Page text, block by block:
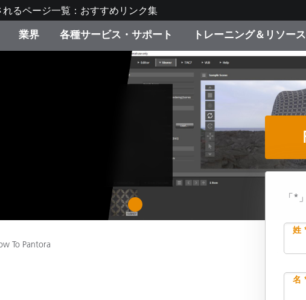
れるページ一覧：おすすめリンク集
生産終了製品：アップグレー
ド製品を検索
キャンペーン
機材貸出サービス（無料）
業界
ディスプレイメーカー＆プリ
ンターメーカー対象 OEM ソ
リューション
消費者向け製品パッケージ
各種サービス・サポート
弊社へのお問い合わせ
トレーニング＆リソース
X-Riteラーニングセンター
製品リスト（旧製品も含む）
その他のリソース
1
To Pantora
「*
姓
名